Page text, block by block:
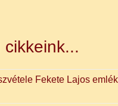
cikkeink...
Fekete Lajos